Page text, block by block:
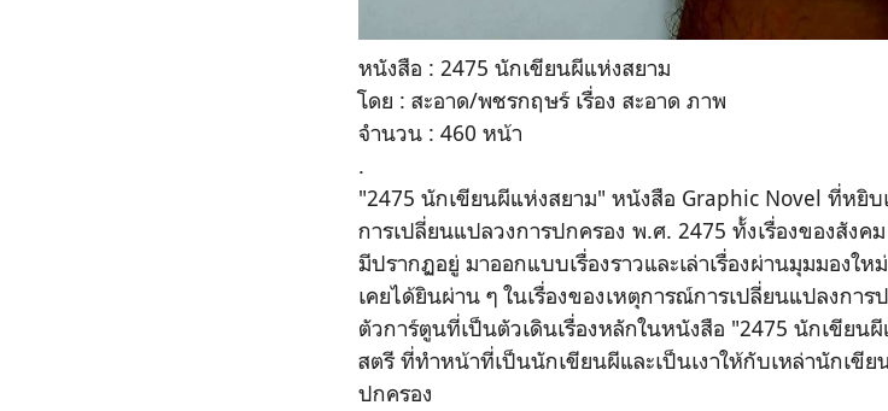
หนังสือ : 2475 นักเขียนผีแห่งสยาม
โดย : สะอาด/พชรกฤษร์ เรื่อง สะอาด ภาพ
จำนวน : 460 หน้า
.
"2475 นักเขียนผีแห่งสยาม" หนังสือ Graphic Novel ที่หยิบ
การเปลี่ยนแปลวงการปกครอง พ.ศ. 2475 ทั้งเรื่องของสัง
มีปรากฏอยู่ มาออกแบบเรื่องราวและเล่าเรื่องผ่านมุมมองใ
เคยได้ยินผ่าน ๆ ในเรื่องของเหตุการณ์การเปลี่ยนแปลงการ
ตัวการ์ตูนที่เป็นตัวเดินเรื่องหลักในหนังสือ "2475 นักเขีย
สตรี ที่ทำหน้าที่เป็นนักเขียนผีและเป็นเงาให้กับเหล่านักเขี
ปกครอง